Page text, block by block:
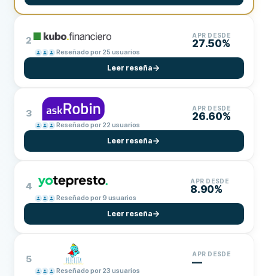
2
Reseñado por 25 usuarios
APR DESDE
27.50%
Leer reseña
3
Reseñado por 22 usuarios
APR DESDE
26.60%
Leer reseña
4
Reseñado por 9 usuarios
APR DESDE
8.90%
Leer reseña
5
Reseñado por 23 usuarios
APR DESDE
—